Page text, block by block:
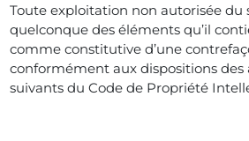
Toute exploitation non autorisée du
quelconque des éléments qu’il
comme constitutive d’une
conformément aux dispositions des
suivants du Code de Propriété